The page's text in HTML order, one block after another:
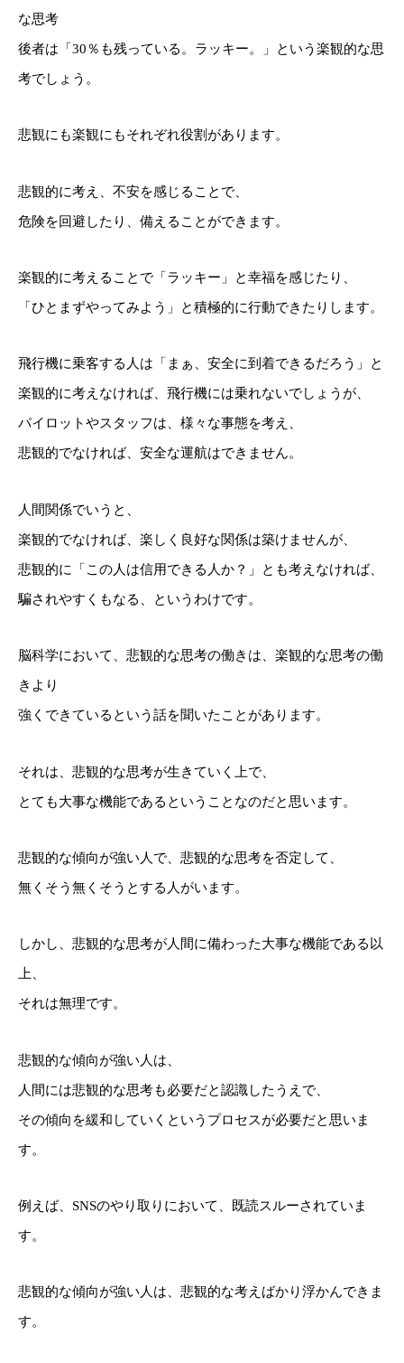
な思考
後者は「30％も残っている。ラッキー。」という楽観的な思
考でしょう。
悲観にも楽観にもそれぞれ役割があります。
悲観的に考え、不安を感じることで、
危険を回避したり、備えることができます。
楽観的に考えることで「ラッキー」と幸福を感じたり、
「ひとまずやってみよう」と積極的に行動できたりします。
飛行機に乗客する人は「まぁ、安全に到着できるだろう」と
楽観的に考えなければ、飛行機には乗れないでしょうが、
パイロットやスタッフは、様々な事態を考え、
悲観的でなければ、安全な運航はできません。
人間関係でいうと、
楽観的でなければ、楽しく良好な関係は築けませんが、
悲観的に「この人は信用できる人か？」とも考えなければ、
騙されやすくもなる、というわけです。
脳科学において、悲観的な思考の働きは、楽観的な思考の働
きより
強くできているという話を聞いたことがあります。
それは、悲観的な思考が生きていく上で、
とても大事な機能であるということなのだと思います。
悲観的な傾向が強い人で、悲観的な思考を否定して、
無くそう無くそうとする人がいます。
しかし、悲観的な思考が人間に備わった大事な機能である以
上、
それは無理です。
悲観的な傾向が強い人は、
人間には悲観的な思考も必要だと認識したうえで、
その傾向を緩和していくというプロセスが必要だと思いま
す。
例えば、SNSのやり取りにおいて、既読スルーされていま
す。
悲観的な傾向が強い人は、悲観的な考えばかり浮かんできま
す。